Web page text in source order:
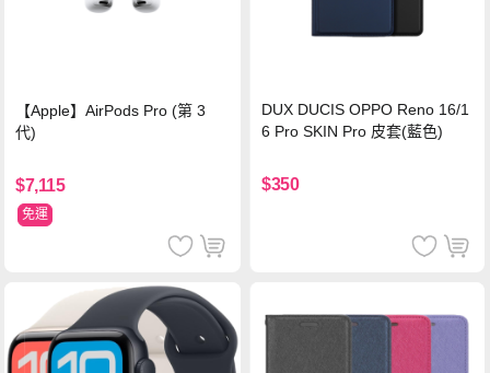
【Apple】AirPods Pro (第 3
代)
$7,115
免運
DUX DUCIS OPPO Reno 16/1
6 Pro SKIN Pro 皮套(藍色)
$350